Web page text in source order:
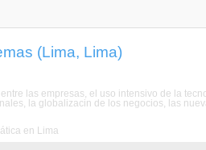
(Lima, Lima)
las empresas, el uso intensivo de la
la globalizacin de los negocios, las
en Lima